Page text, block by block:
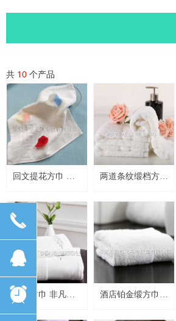
共 10 个产品
回文提花方巾 素
两道条纹缎档方
断档方巾 非凡锻
方巾 绣花方巾
酒店铂金缎方巾
끅
뀩
뀥